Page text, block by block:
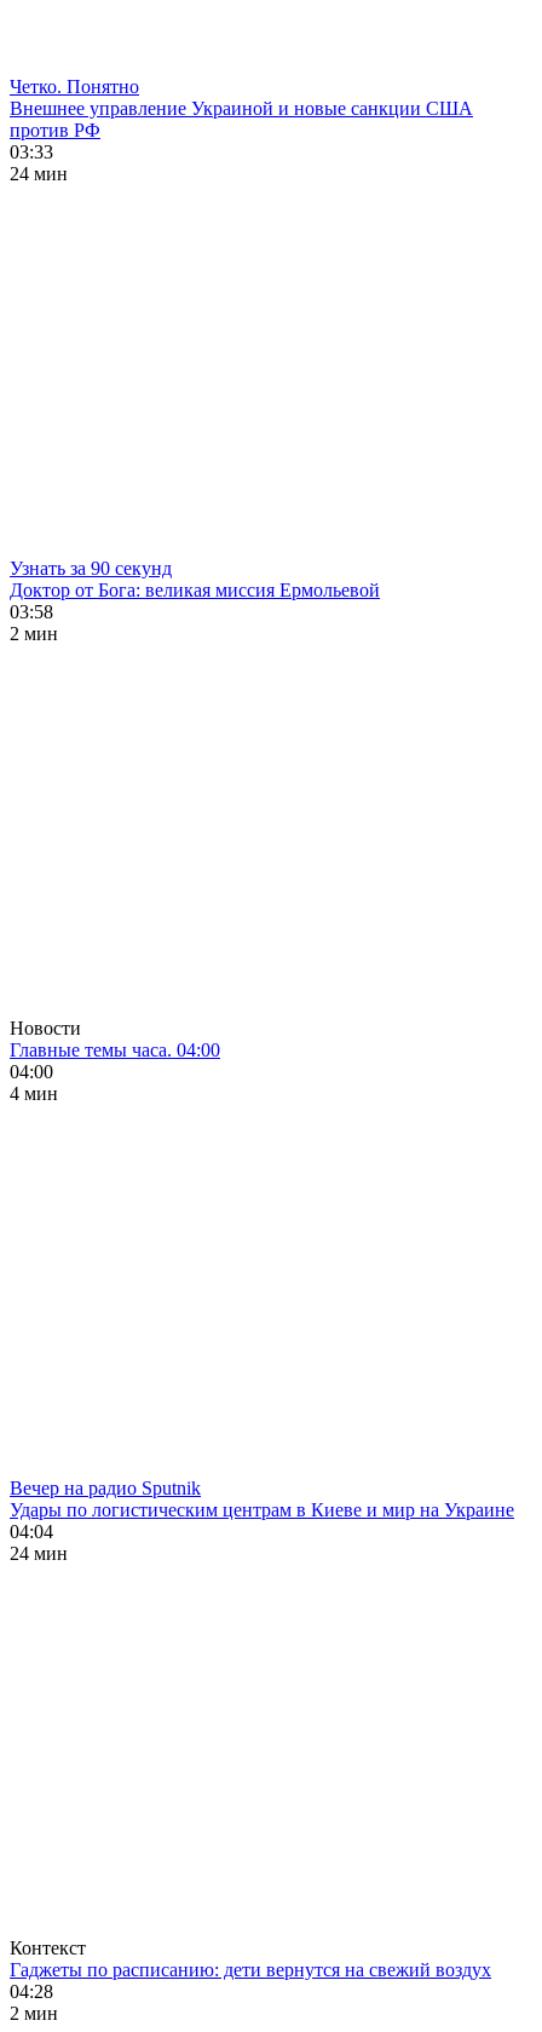
Четко. Понятно
Внешнее управление Украиной и новые санкции США
против РФ
03:33
24 мин
Узнать за 90 секунд
Доктор от Бога: великая миссия Ермольевой
03:58
2 мин
Новости
Главные темы часа. 04:00
04:00
4 мин
Вечер на радио Sputnik
Удары по логистическим центрам в Киеве и мир на Украине
04:04
24 мин
Контекст
Гаджеты по расписанию: дети вернутся на свежий воздух
04:28
2 мин